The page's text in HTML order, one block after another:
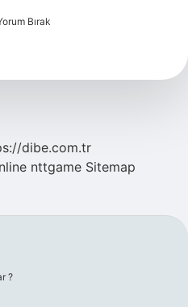
Bırak
dibe.com.tr
nttgame Sitemap
?